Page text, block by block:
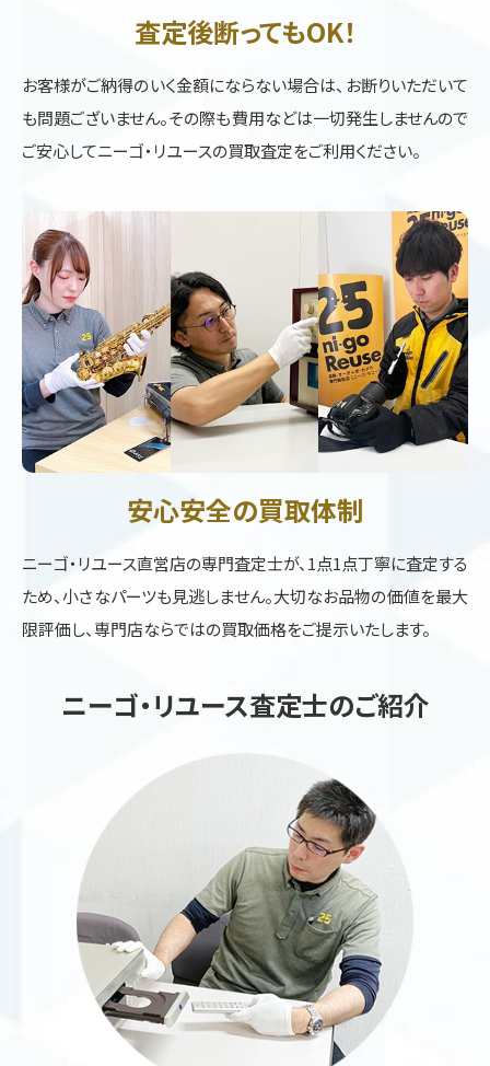
査定後断ってもOK！
お客様がご納得のいく金額にならない場合は、お断りいただいて
も問題ございません。その際も費用などは一切発生しませんので
ご安心してニーゴ・リユースの買取査定をご利用ください。
安心安全の買取体制
ニーゴ・リユース直営店の専門査定士が、1点1点丁寧に査定する
ため、小さなパーツも見逃しません。大切なお品物の価値を最大
限評価し、専門店ならではの買取価格をご提示いたします。
ニーゴ・リユース査定士のご紹介